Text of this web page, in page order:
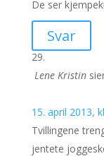
De ser
Svar
Lene Kristin
15. april 2013,
Tvillingene
jentete